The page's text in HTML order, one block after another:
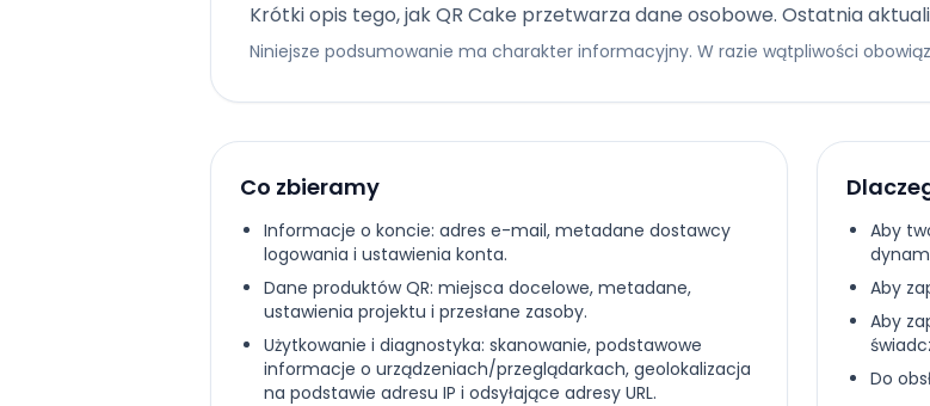
Krótki opis tego, jak QR Cake przetwarza dane osobowe. Ostatnia
Niniejsze podsumowanie ma charakter informacyjny. W razie wątpliwości
Co zbieramy
Informacje o koncie: adres e-mail, metadane dostawcy
logowania i ustawienia konta.
Dane produktów QR: miejsca docelowe, metadane,
ustawienia projektu i przesłane zasoby.
Użytkowanie i diagnostyka: skanowanie, podstawowe
informacje o urządzeniach/przeglądarkach, geolokalizacja
na podstawie adresu IP i odsyłające adresy URL.
Aby
Aby
Aby
Do